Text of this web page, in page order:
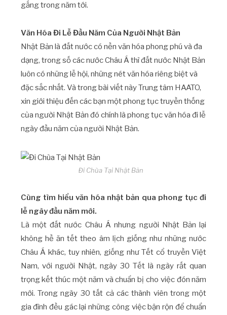
gắng trong năm tới.
Văn Hóa Đi Lễ Đầu Năm Của Người Nhật Bản
Nhật Bản là đất nước có nền văn hóa phong phú và đa
dạng, trong số các nước Châu Á thì đất nước Nhật Bản
luôn có những lễ hội, những nét văn hóa riêng biệt và
đặc sắc nhất. Và trong bài viết này Trung tâm HAATO,
xin giới thiệu đến các bạn một phong tục truyền thống
của người Nhật Bản đó chính là phong tục văn hóa đi lễ
ngày đầu năm của người Nhật Bản.
Đi Chùa Tại Nhật Bản
Cùng tìm hiểu văn hóa nhật bản qua phong tục đi
lễ ngày đầu năm mới.
Là một đất nước Châu Á nhưng người Nhật Bản lại
không hề ăn tết theo âm lịch giống như những nước
Châu Á khác, tuy nhiên, giống như Tết cổ truyền Việt
Nam, với người Nhật, ngày 30 Tết là ngày rất quan
trọng kết thúc một năm và chuẩn bị cho việc đón năm
mới. Trong ngày 30 tất cả các thành viên trong một
gia đình đều gác lại những công việc bận rộn để chuẩn